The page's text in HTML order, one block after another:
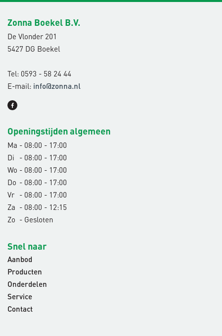
Zonna Boekel B.V.
De Vlonder 201
5427 DG Boekel
Tel: 0593 - 58 24 44
E-mail: info@zonna.nl
Openingstijden algemeen
Ma - 08:00 - 17:00
Di
- 08:00 - 17:00
Wo - 08:00 - 17:00
Do - 08:00 - 17:00
Vr
- 08:00 - 17:00
Za - 08:00 - 12:15
Zo - Gesloten
Snel naar
Aanbod
Producten
Onderdelen
Service
Contact